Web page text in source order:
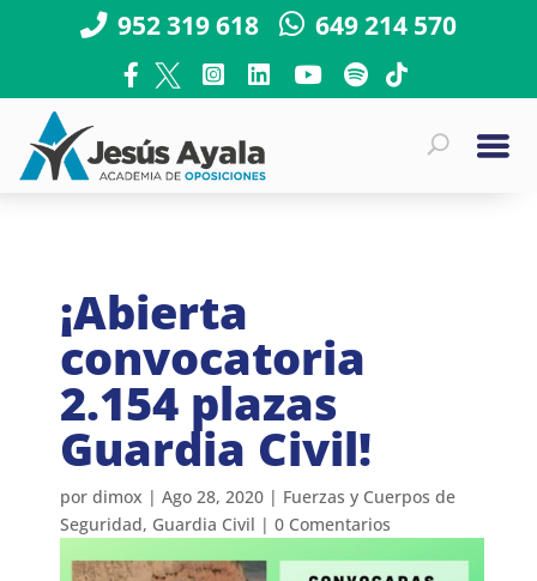
952 319 618 649 214 570
¡Abierta
convocatoria
2.154 plazas
Guardia Civil!
pordimox |Ago 28, 2020 | Fuerzas y Cuerpos de
Seguridad, Guardia Civil |0 Comentarios